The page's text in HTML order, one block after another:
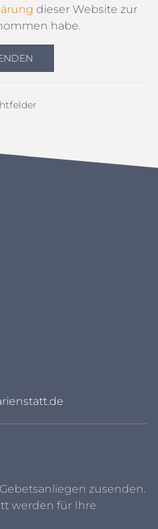
dieser Website zur
habe.
zusenden.
werden für Ihre